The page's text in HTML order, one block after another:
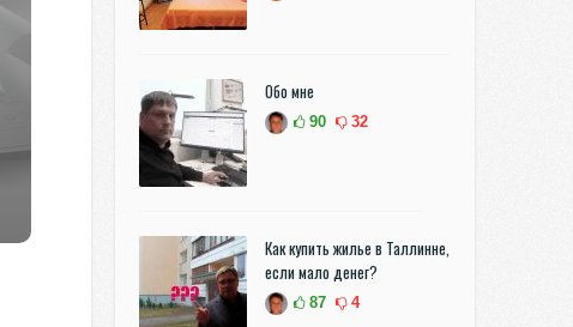
Обо мне
90 32
Как купить жилье в Таллинне,
если мало денег?
87 4